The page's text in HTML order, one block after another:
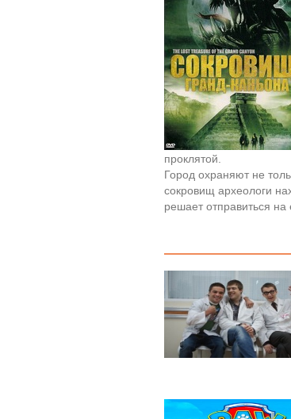
проклятой.
Город охраняют не
сокровищ археологи
решает отправиться на